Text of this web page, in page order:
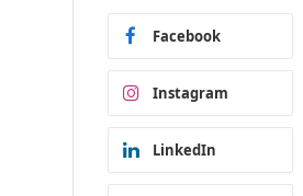
Facebook
Instagram
LinkedIn